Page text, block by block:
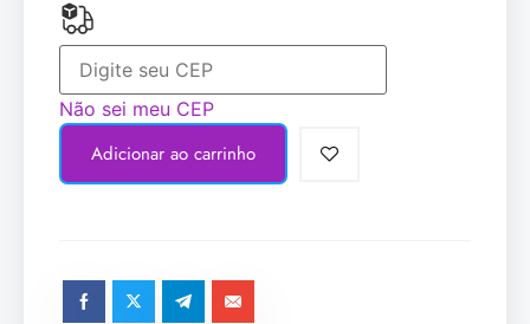
Não sei meu CEP
Adicionar ao carrinho